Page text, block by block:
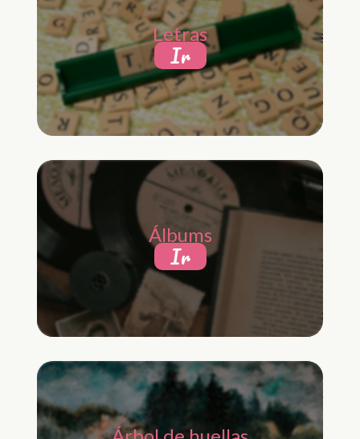
Letras
Ir
Álbums
Ir